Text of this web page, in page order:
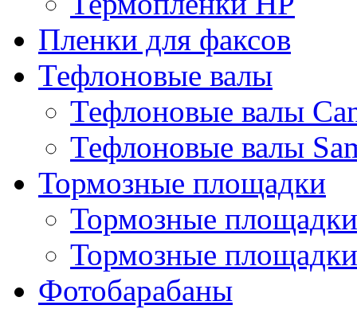
Пленки для факсов
Тефлоновые валы
Тефлоновые валы
Тефлоновые валы
Тормозные площадки
Тормозные
Тормозные
Фотобарабаны